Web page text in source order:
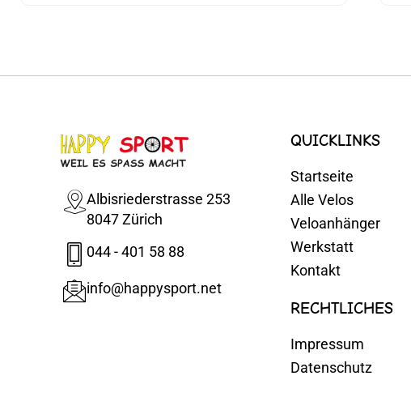
Albisriederstrasse 253
8047 Zürich
044 - 401 58 88
info@happysport.net
QUICKLINKS
Startseite
Alle Velos
Veloanhänger
Werkstatt
Kontakt
RECHTLICHES
Impressum
Datenschutz